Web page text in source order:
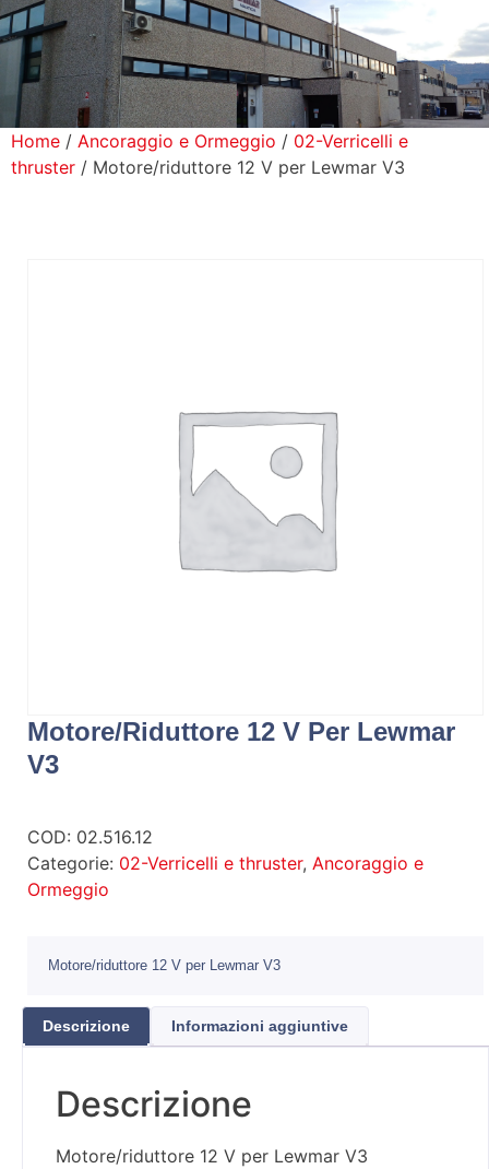
Prodotti
Home / Ancoraggio e Ormeggio / 02-Verricelli e
thruster / Motore/riduttore 12 V per Lewmar V3
Motore/riduttore 12 V Per Lewmar
V3
COD: 02.516.12
Categorie: 02-Verricelli e thruster, Ancoraggio e
Ormeggio
Motore/riduttore 12 V per Lewmar V3
Descrizione Informazioni aggiuntive
Descrizione
Motore/riduttore 12 V per Lewmar V3